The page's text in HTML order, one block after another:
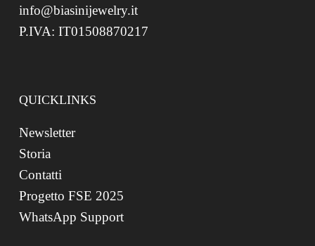
info@biasinijewelry.it
P.IVA: IT01508870217
QUICKLINKS
Newsletter
Storia
Contatti
Progetto FSE 2025
WhatsApp Support